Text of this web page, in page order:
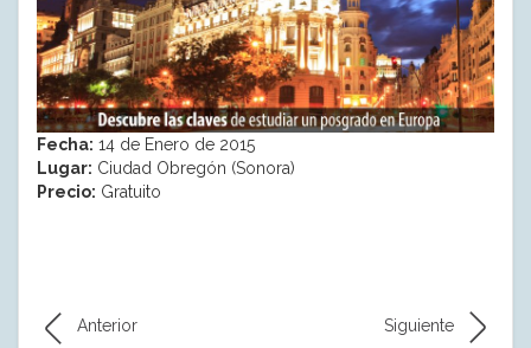
Fecha: 14 de Enero de 2015
Lugar: Ciudad Obregón (Sonora)
Precio: Gratuito
Anterior Siguiente